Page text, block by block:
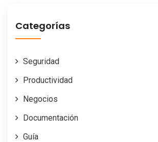
Categorías
Seguridad
Productividad
Negocios
Documentación
Guía